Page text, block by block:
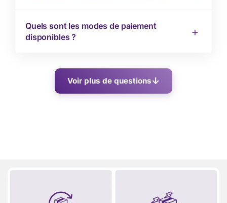
Quels sont les modes de paiement
disponibles ?
Voir plus de questions